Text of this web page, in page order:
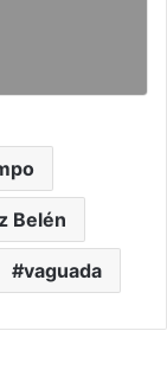
Belén
vaguada